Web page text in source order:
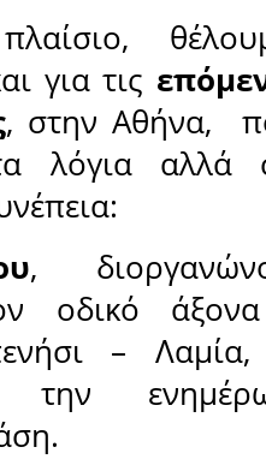
για τις
, στην Αθήνα,
λόγια αλλά
,
οδικό
–
την